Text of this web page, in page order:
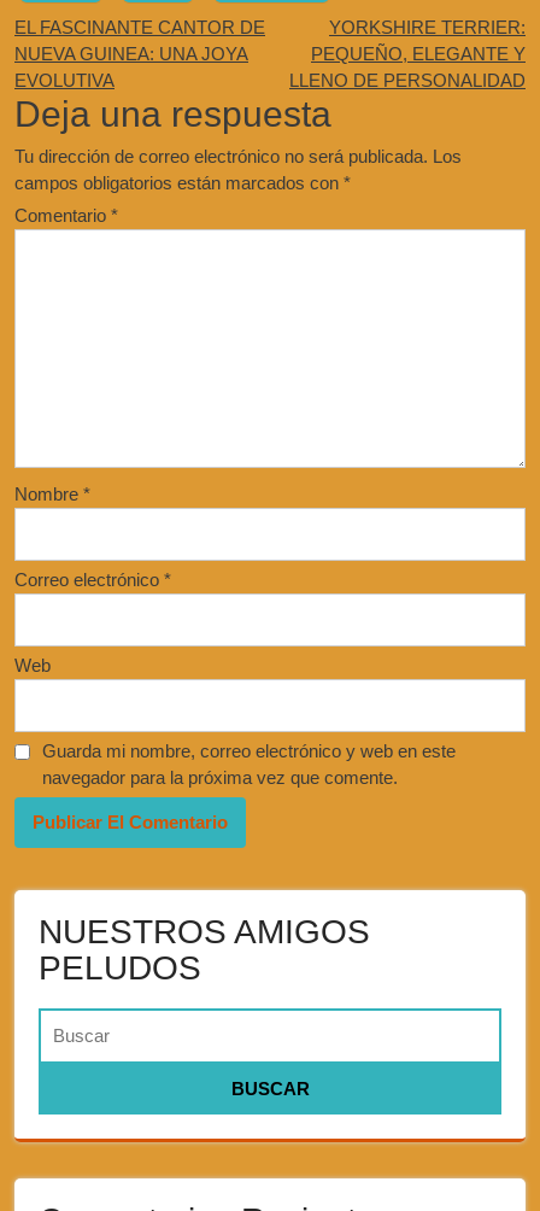
EL FASCINANTE CANTOR DE
NUEVA GUINEA: UNA JOYA
EVOLUTIVA
YORKSHIRE TERRIER:
PEQUEÑO, ELEGANTE Y
LLENO DE PERSONALIDAD
Deja una respuesta
Tu dirección de correo electrónico no será publicada. Los
campos obligatorios están marcados con *
Comentario *
Nombre *
Correo electrónico *
Web
Guarda mi nombre, correo electrónico y web en este
navegador para la próxima vez que comente.
NUESTROS AMIGOS
PELUDOS